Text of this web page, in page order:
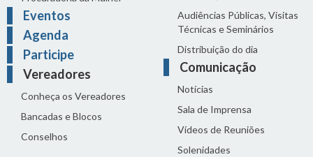
Eventos
Agenda
Participe
Vereadores
Conheça os Vereadores
Bancadas e Blocos
Conselhos
Audiências Públicas, Visitas
Técnicas e Seminários
Distribuição do dia
Comunicação
Notícias
Sala de Imprensa
Vídeos de Reuniões
Solenidades